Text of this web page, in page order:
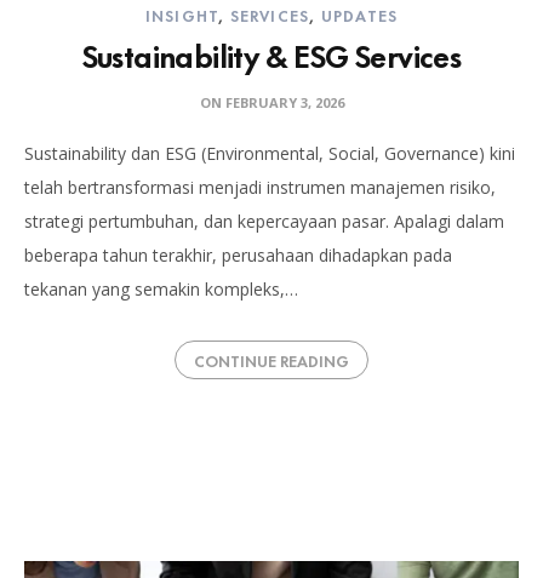
INSIGHT, SERVICES, UPDATES
Sustainability & ESG Services
ON FEBRUARY 3, 2026
Sustainability dan ESG (Environmental, Social, Governance) kini
telah bertransformasi menjadi instrumen manajemen risiko,
strategi pertumbuhan, dan kepercayaan pasar. Apalagi dalam
beberapa tahun terakhir, perusahaan dihadapkan pada
tekanan yang semakin kompleks,…
CONTINUE READING